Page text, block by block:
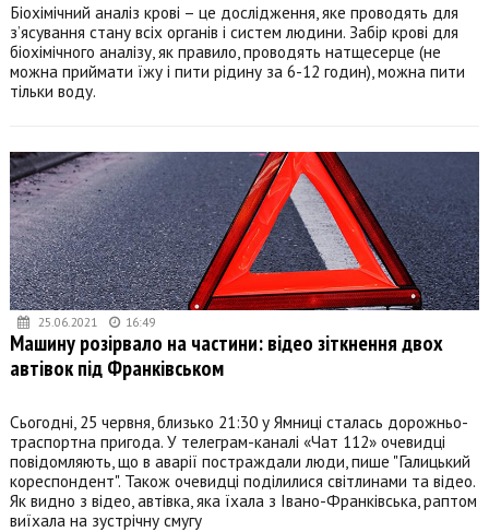
Біохімічний аналіз крові – це дослідження, яке проводять для
з’ясування стану всіх органів і систем людини. Забір крові для
біохімічного аналізу, як правило, проводять натщесерце (не
можна приймати їжу і пити рідину за 6-12 годин), можна пити
тільки воду.
25.06.2021 16:49
Машину розірвало на частини: відео зіткнення двох
автівок під Франківськом
Сьогодні, 25 червня, близько 21:30 у Ямниці сталась дорожньо-
траспортна пригода. У телеграм-каналі «Чат 112» очевидці
повідомляють, що в аварії постраждали люди, пише "Галицький
кореспондент". Також очевидці поділилися світлинами та відео.
Як видно з відео, автівка, яка їхала з Івано-Франківська, раптом
виїхала на зустрічну смугу